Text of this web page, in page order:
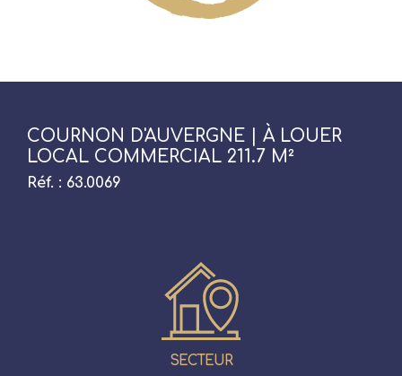
COURNON D'AUVERGNE | À LOUER
LOCAL COMMERCIAL 211.7 M²
Réf. : 63.0069
SECTEUR